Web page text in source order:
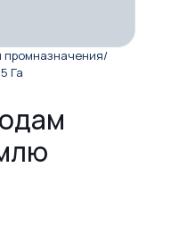
промназначения/
Га